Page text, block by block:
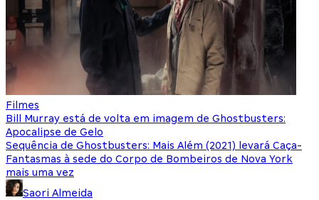
Filmes
Bill Murray está de volta em imagem de Ghostbusters:
Apocalipse de Gelo
Sequência de Ghostbusters: Mais Além (2021) levará Caça-
Fantasmas à sede do Corpo de Bombeiros de Nova York
mais uma vez
Saori Almeida